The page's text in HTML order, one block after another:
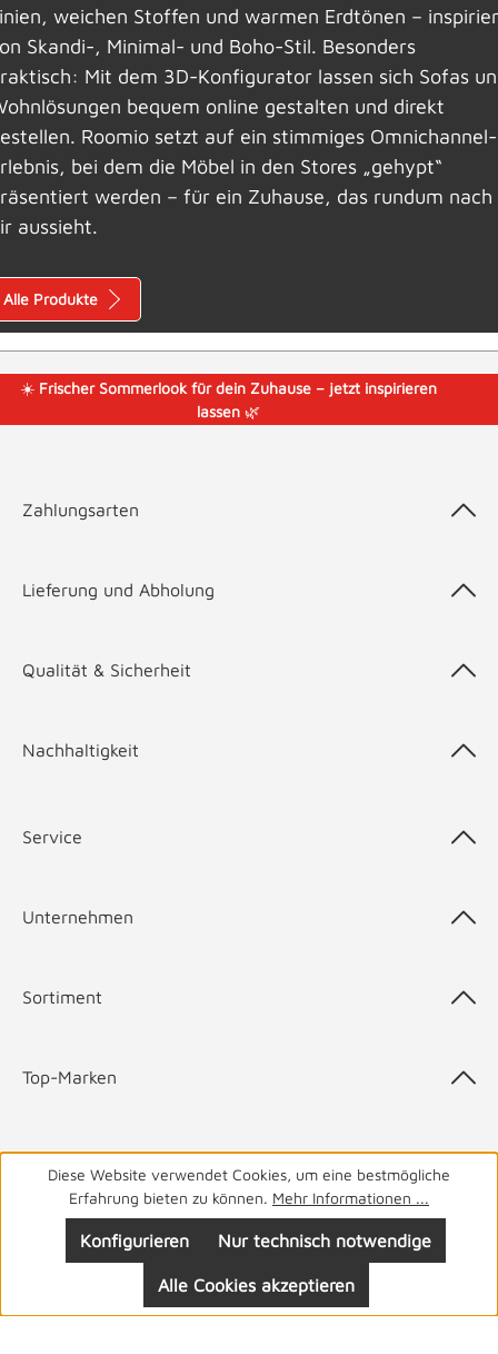
weichen Stoffen und warmen Erd­tönen –
Skandi-, Minimal- und Boho-Stil. Besonders
Mit dem 3D-Konfigurator lassen sich Sofas
bequem online gestalten und direkt
Roomio setzt auf ein stimmiges Omnichannel-
bei dem die Möbel in den Stores „gehypt“
werden – für ein Zuhause, das rundum nach
aussieht.
Alle Produkte
☀️ Frischer Sommerlook für dein Zuhause – jetzt inspirieren
lassen🌿
Zahlungsarten
Lieferung und Abholung
Qualität & Sicherheit
Nachhaltigkeit
Service
Unternehmen
Sortiment
Top-Marken
Haben Sie Fragen? Wir helfen Ihnen gerne. 05141 9940
von 8-19 Uhr
Diese Website verwendet Cookies, um eine bestmögliche
Erfahrung bieten zu können. Mehr Informationen ...
Nur technisch notwendige
Konfigurieren
Alle Cookies akzeptieren